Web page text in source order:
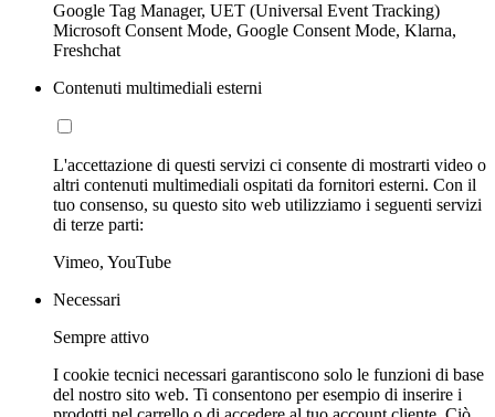
Google Tag Manager, UET (Universal Event Tracking)
Microsoft Consent Mode, Google Consent Mode, Klarna,
Freshchat
Contenuti multimediali esterni
L'accettazione di questi servizi ci consente di mostrarti video o
altri contenuti multimediali ospitati da fornitori esterni. Con il
tuo consenso, su questo sito web utilizziamo i seguenti servizi
di terze parti:
Vimeo, YouTube
Necessari
Sempre attivo
I cookie tecnici necessari garantiscono solo le funzioni di base
del nostro sito web. Ti consentono per esempio di inserire i